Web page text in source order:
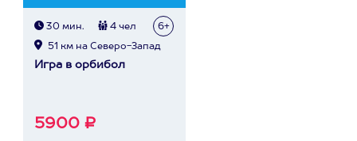
30 мин. 4 чел 6+
51 км на Северо-Запад
Игра в орбибол
5900 ₽